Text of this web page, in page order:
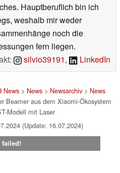
Hauptberuflich bin ich
weshalb mir weder
noch die
fern liegen.
silvio39191, LinkedIn
News> News> Newsarchiv> News
Beamer aus dem Xiaomi-Ökosystem
Modell mit Laser
(Update: 16.07.2024)